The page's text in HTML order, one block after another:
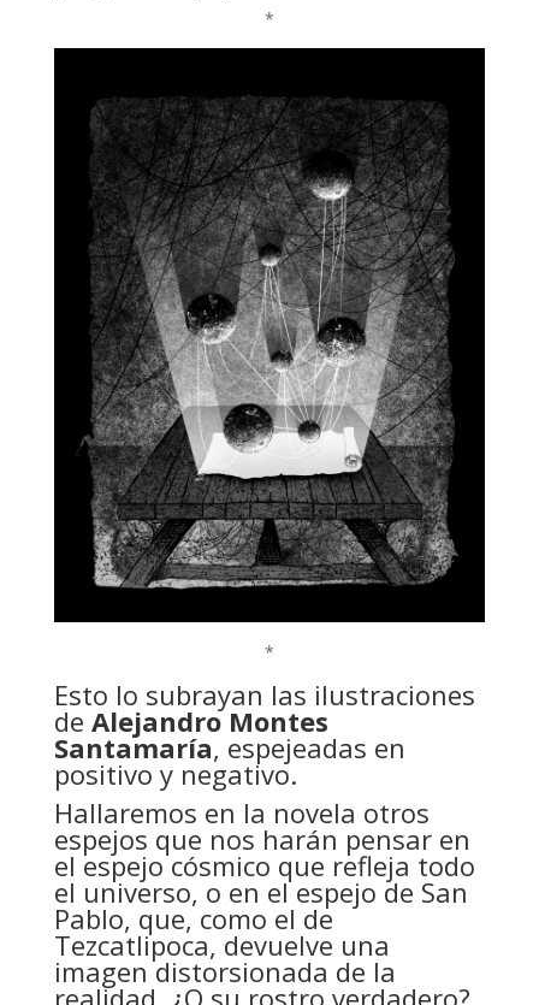
*
*
Esto lo subrayan las ilustraciones
de Alejandro Montes
Santamaría, espejeadas en
positivo y negativo.
Hallaremos en la novela otros
espejos que nos harán pensar en
el espejo cósmico que refleja todo
el universo, o en el espejo de San
Pablo, que, como el de
Tezcatlipoca, devuelve una
imagen distorsionada de la